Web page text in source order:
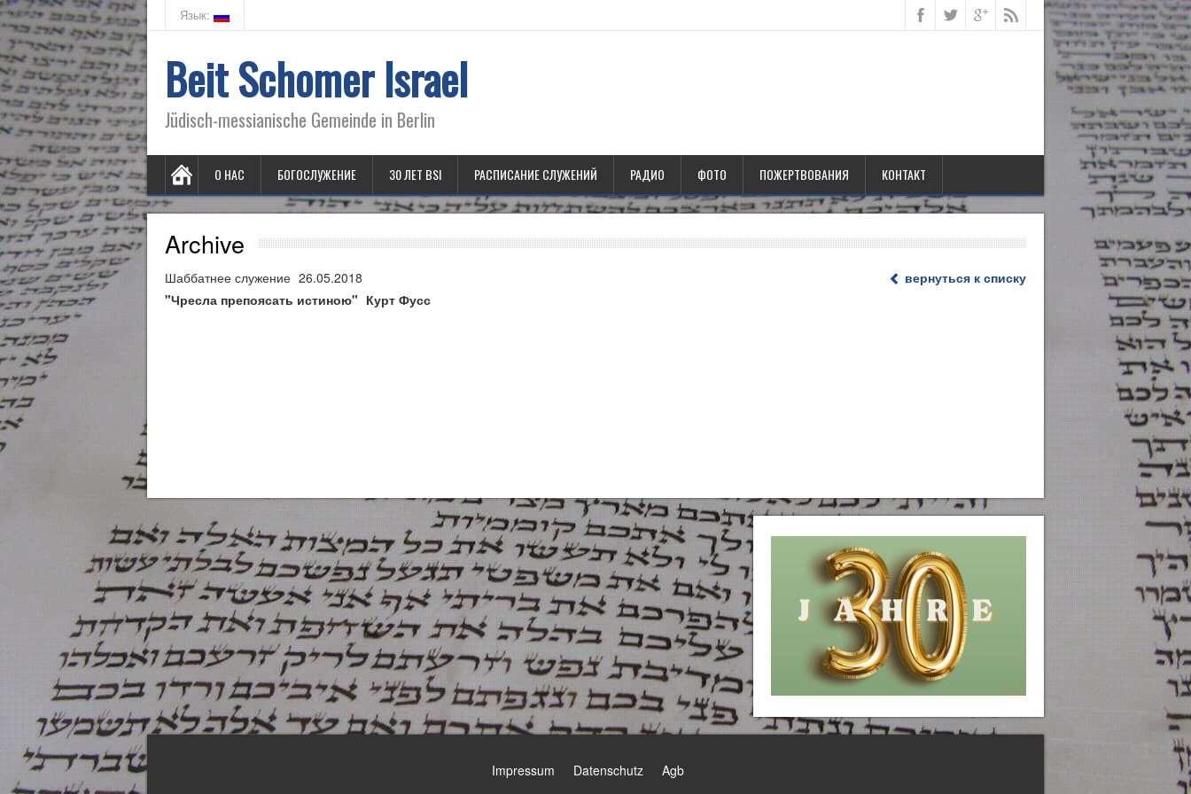
Язык:
Beit Schomer Israel
Jüdisch-messianische Gemeinde in Berlin
О НАС БОГОСЛУЖЕНИЕ 30 ЛЕТ BSI РАСПИСАНИЕ СЛУЖЕНИЙ РАДИО ФОТО ПОЖЕРТВОВАНИЯ КОНТАКТ
Archive
вернуться к списку
Шаббатнее служение 26.05.2018
"Чресла препоясать истиною" Курт Фусс
Impressum Datenschutz Agb